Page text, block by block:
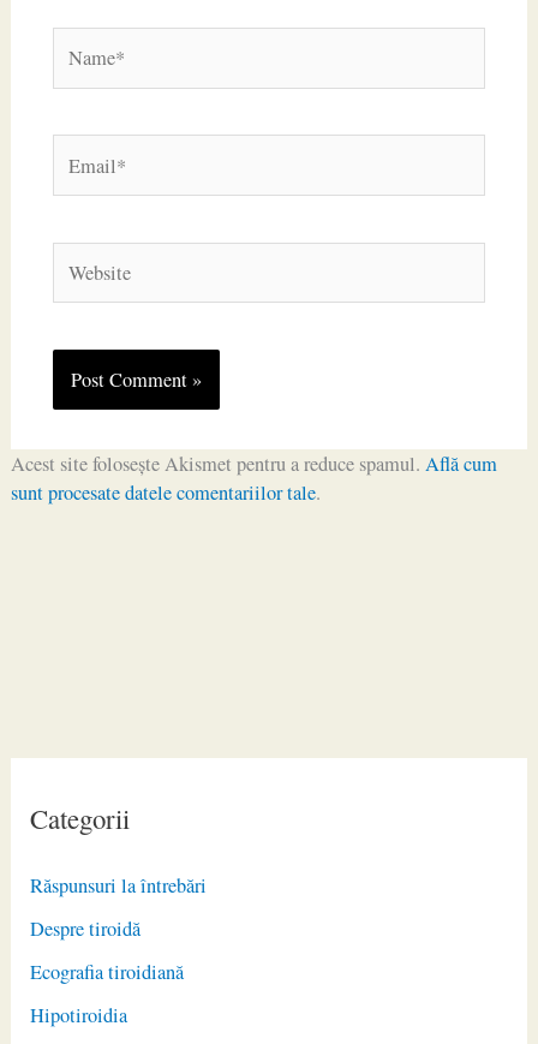
Categorii
Răspunsuri la întrebări
Despre tiroidă
Ecografia tiroidiană
Hipotiroidia
Acest site folosește Akismet pentru a reduce spamul. Află cum
sunt procesate datele comentariilor tale.